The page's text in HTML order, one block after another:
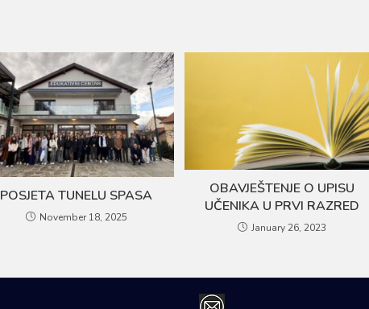
POSJETA TUNELU SPASA
November 18, 2025
OBAVJEŠTENJE O UPISU
UČENIKA U PRVI RAZRED
January 26, 2023